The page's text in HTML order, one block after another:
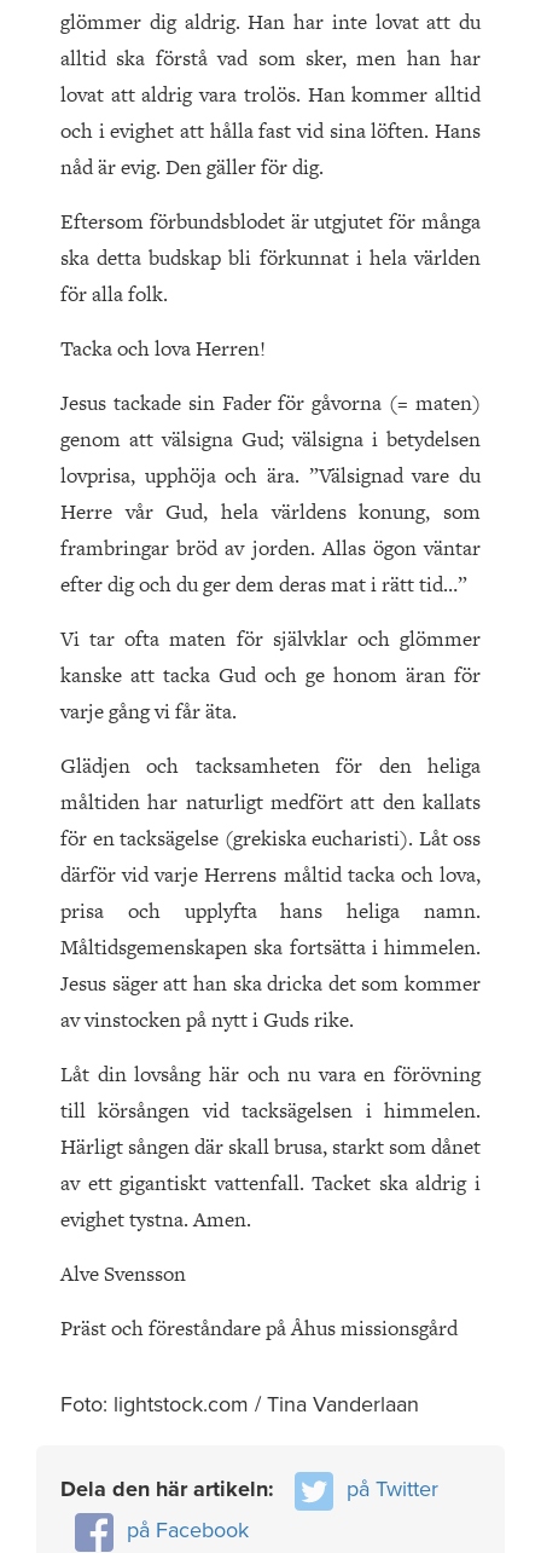
glömmer dig aldrig. Han har inte lovat att du
alltid ska förstå vad som sker, men han har
lovat att aldrig vara trolös. Han kommer alltid
och i evighet att hålla fast vid sina löften. Hans
nåd är evig. Den gäller för dig.
Eftersom förbundsblodet är utgjutet för många
ska detta budskap bli förkunnat i hela världen
för alla folk.
Tacka och lova Herren!
Jesus tackade sin Fader för gåvorna (= maten)
genom att välsigna Gud; välsigna i betydelsen
lovprisa, upphöja och ära. ”Välsignad vare du
Herre vår Gud, hela världens konung, som
frambringar bröd av jorden. Allas ögon väntar
efter dig och du ger dem deras mat i rätt tid…”
Vi tar ofta maten för självklar och glömmer
kanske att tacka Gud och ge honom äran för
varje gång vi får äta.
Glädjen och tacksamheten för den heliga
måltiden har naturligt medfört att den kallats
för en tacksägelse (grekiska eucharisti). Låt oss
därför vid varje Herrens måltid tacka och lova,
prisa och upplyfta hans heliga namn.
Måltidsgemenskapen ska fortsätta i himmelen.
Jesus säger att han ska dricka det som kommer
av vinstocken på nytt i Guds rike.
Låt din lovsång här och nu vara en förövning
till körsången vid tacksägelsen i himmelen.
Härligt sången där skall brusa, starkt som dånet
av ett gigantiskt vattenfall. Tacket ska aldrig i
evighet tystna. Amen.
Alve Svensson
Präst och föreståndare på Åhus missionsgård
Foto: lightstock.com / Tina Vanderlaan
Dela den här artikeln:
på Twitter
på Facebook